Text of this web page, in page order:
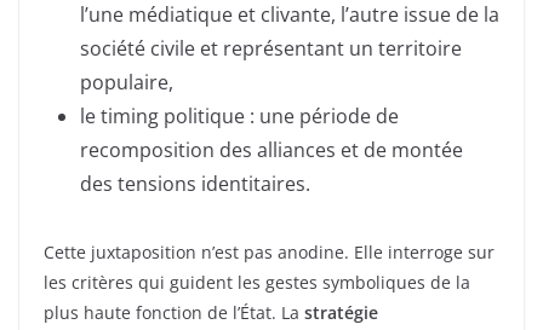
l’une médiatique et clivante, l’autre issue de la
société civile et représentant un territoire
populaire,
le timing politique : une période de
recomposition des alliances et de montée
des tensions identitaires.
Cette juxtaposition n’est pas anodine. Elle interroge sur
les critères qui guident les gestes symboliques de la
plus haute fonction de l’État. La stratégie